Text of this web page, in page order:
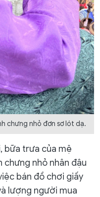
chưng nhỏ đơn sơ lót dạ.
bữa trưa của mệ
nhỏ nhân đậu
bán đồ chơi giấy
lượng người mua